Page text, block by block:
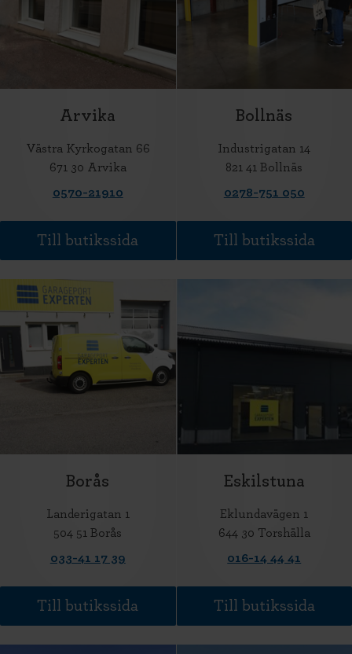
Arvika
Västra Kyrkogatan 66
671 30 Arvika
0570-21910
Till butikssida
Bollnäs
Industrigatan 14
821 41 Bollnäs
0278-751 050
Till butikssida
Borås
Landerigatan 1
504 51 Borås
033-41 17 39
Till butikssida
Eskilstuna
Eklundavägen 1
644 30 Torshälla
016-14 44 41
Till butikssida